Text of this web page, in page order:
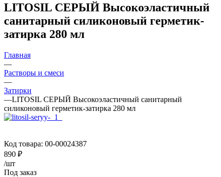
LITOSIL СЕРЫЙ Высокоэластичный
санитарный силиконовый герметик-
затирка 280 мл
Главная
—
Растворы и смеси
—
Затирки
—LITOSIL СЕРЫЙ Высокоэластичный санитарный
силиконовый герметик-затирка 280 мл
Код товара: 00-00024387
890 ₽
/шт
Под заказ